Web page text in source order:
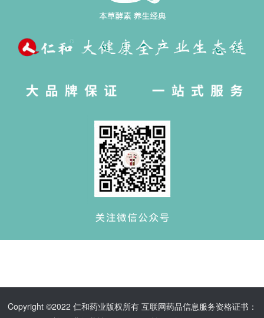
Copyright ©2022 仁和药业版权所有 互联网药品信息服务资格证书：